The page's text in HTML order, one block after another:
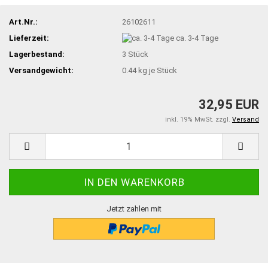
Art.Nr.:
26102611
Lieferzeit:
ca. 3-4 Tage
Lagerbestand:
3 Stück
Versandgewicht:
0.44kg je Stück
32,95 EUR
inkl. 19% MwSt. zzgl. Versand
Jetzt zahlen mit